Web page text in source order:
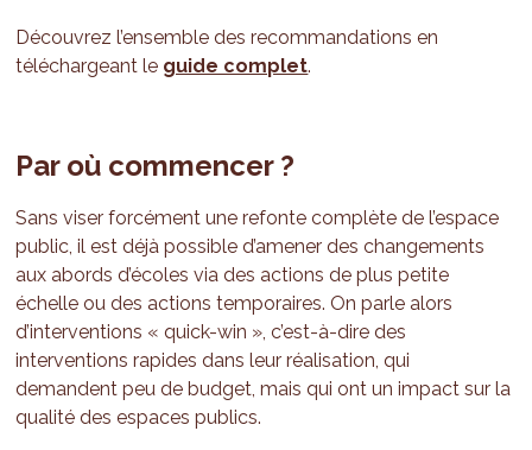
Découvrez l’ensemble des recommandations en
téléchargeant le guide complet.
Par où commencer ?
Sans viser forcément une refonte complète de l’espace
public, il est déjà possible d’amener des changements
aux abords d’écoles via des actions de plus petite
échelle ou des actions temporaires. On parle alors
d’interventions « quick-win », c’est-à-dire des
interventions rapides dans leur réalisation, qui
demandent peu de budget, mais qui ont un impact sur la
qualité des espaces publics.